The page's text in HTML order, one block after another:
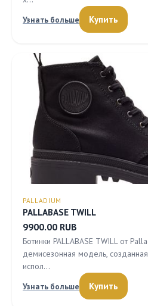
Узнать больше
Купить
PALLADIUM
PALLABASE TWILL
9900.00 RUB
Ботинки PALLABASE TWILL от
демисезонная модель,
испол…
Узнать больше
Купить